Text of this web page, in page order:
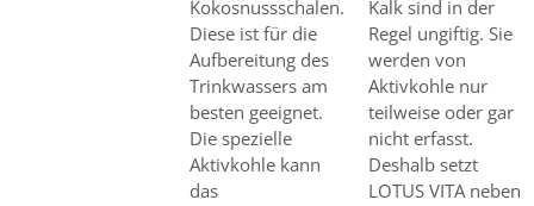
Kokosnussschalen.
Diese ist für die
Aufbereitung des
Trinkwassers am
besten geeignet.
Die spezielle
Aktivkohle kann
das
Kalk sind in der
Regel ungiftig. Sie
werden von
Aktivkohle nur
teilweise oder gar
nicht erfasst.
Deshalb setzt
LOTUS VITA neben